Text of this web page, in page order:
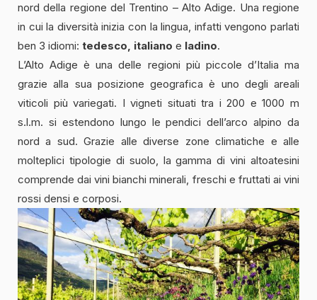
nord della regione del Trentino – Alto Adige. Una regione
in cui la diversità inizia con la lingua, infatti vengono parlati
ben 3 idiomi: tedesco, italiano e ladino.
L’Alto Adige è una delle regioni più piccole d’Italia ma
grazie alla sua posizione geografica è uno degli areali
viticoli più variegati. I vigneti situati tra i 200 e 1000 m
s.l.m. si estendono lungo le pendici dell’arco alpino da
nord a sud. Grazie alle diverse zone climatiche e alle
molteplici tipologie di suolo, la gamma di vini altoatesini
comprende dai vini bianchi minerali, freschi e fruttati ai vini
rossi densi e corposi.